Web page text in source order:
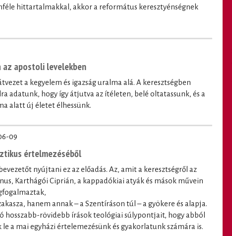
hittartalmakkal, akkor a református keresztyénségnek
apostoli levelekben
a kegyelem és igazság uralma alá. A keresztségben
adatunk, hogy így átjutva az ítéleten, belé oltatassunk, és a
alatt új életet élhessünk.
09
értelmezéséből
nyújtani ez az előadás. Az, amit a keresztségről az
Karthágói Ciprián, a kappadókiai atyák és mások művein
hanem annak – a Szentíráson túl – a gyökere és alapja.
hosszabb-rövidebb írások teológiai súlypontjait, hogy abból
a mai egyházi értelemezésünk és gyakorlatunk számára is.